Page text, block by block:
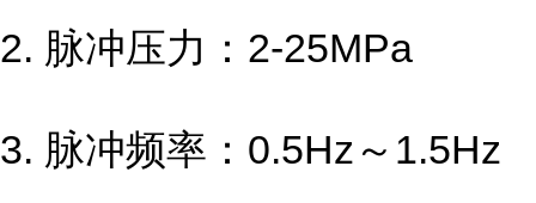
2. 脉冲压力：2-25MPa
3. 脉冲频率：0.5Hz～1.5Hz